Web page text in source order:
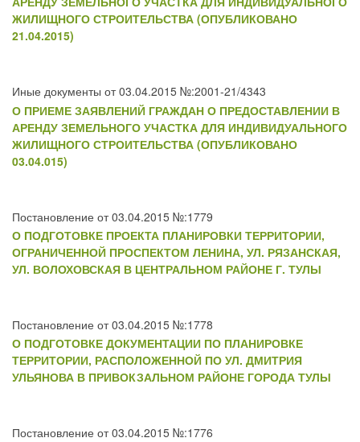
ЖИЛИЩНОГО СТРОИТЕЛЬСТВА (ОПУБЛИКОВАНО
21.04.2015)
Иные документы от 03.04.2015 №:2001-21/4343
О ПРИЕМЕ ЗАЯВЛЕНИЙ ГРАЖДАН О ПРЕДОСТАВЛЕНИИ В
АРЕНДУ ЗЕМЕЛЬНОГО УЧАСТКА ДЛЯ ИНДИВИДУАЛЬНОГО
ЖИЛИЩНОГО СТРОИТЕЛЬСТВА (ОПУБЛИКОВАНО
03.04.015)
Постановление от 03.04.2015 №:1779
О ПОДГОТОВКЕ ПРОЕКТА ПЛАНИРОВКИ ТЕРРИТОРИИ,
ОГРАНИЧЕННОЙ ПРОСПЕКТОМ ЛЕНИНА, УЛ. РЯЗАНСКАЯ,
УЛ. ВОЛОХОВСКАЯ В ЦЕНТРАЛЬНОМ РАЙОНЕ Г. ТУЛЫ
Постановление от 03.04.2015 №:1778
О ПОДГОТОВКЕ ДОКУМЕНТАЦИИ ПО ПЛАНИРОВКЕ
ТЕРРИТОРИИ, РАСПОЛОЖЕННОЙ ПО УЛ. ДМИТРИЯ
УЛЬЯНОВА В ПРИВОКЗАЛЬНОМ РАЙОНЕ ГОРОДА ТУЛЫ
Постановление от 03.04.2015 №:1776